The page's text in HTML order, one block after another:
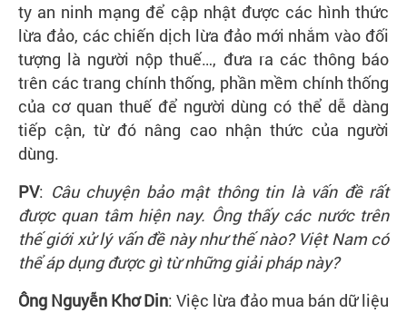
ty an ninh mạng để cập nhật được các hình thức
lừa đảo, các chiến dịch lừa đảo mới nhắm vào đối
tượng là người nộp thuế…, đưa ra các thông báo
trên các trang chính thống, phần mềm chính thống
của cơ quan thuế để người dùng có thể dễ dàng
tiếp cận, từ đó nâng cao nhận thức của người
dùng.
PV: Câu chuyện bảo mật thông tin là vấn đề rất
được quan tâm hiện nay. Ông thấy các nước trên
thế giới xử lý vấn đề này như thế nào? Việt Nam có
thể áp dụng được gì từ những giải pháp này?
Ông Nguyễn Khơ Din: Việc lừa đảo mua bán dữ liệu